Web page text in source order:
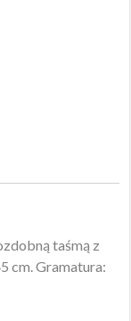
taśmą z
cm. Gramatura: